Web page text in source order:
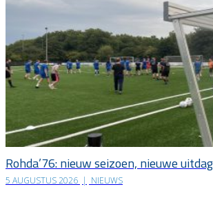
Rohda’76: nieuw seizoen, nieuwe
5 AUGUSTUS 2026 | NIEUWS